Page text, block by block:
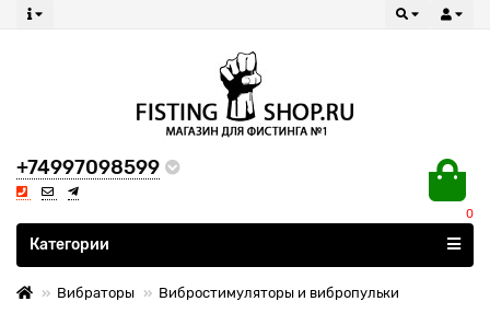
+74997098599
0
Все категории
Категории
Вибраторы Вибростимуляторы и вибропульки